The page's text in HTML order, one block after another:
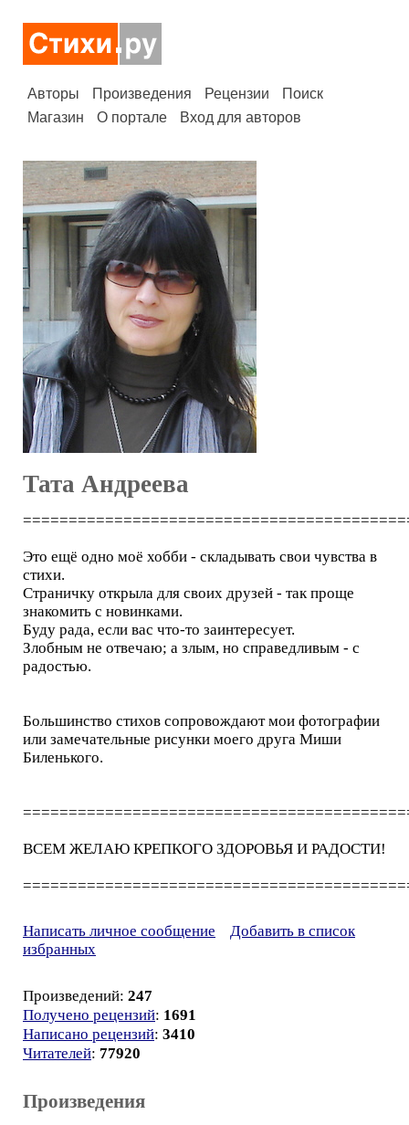
Авторы Произведения Рецензии
Поиск
Магазин
О портале Вход для авторов
Тата Андреева
Это ещё одно моё хобби - складывать свои чувства в
стихи.
Cтраничку открыла для своих друзей - так проще
знакомить с новинками.
Буду рада, если вас что-то заинтересует.
Злобным не отвечаю; а злым, но справедливым - с
радостью.
Большинство стихов сопровождают мои фотографии
или замечательные рисунки моего друга Миши
Биленького.
ВСЕМ ЖЕЛАЮ КРЕПКОГО ЗДОРОВЬЯ И РАДОСТИ!
Написать личное сообщение
Добавить в список
избранных
Произведений: 247
Получено рецензий: 1691
Написано рецензий: 3410
Читателей: 77920
Произведения